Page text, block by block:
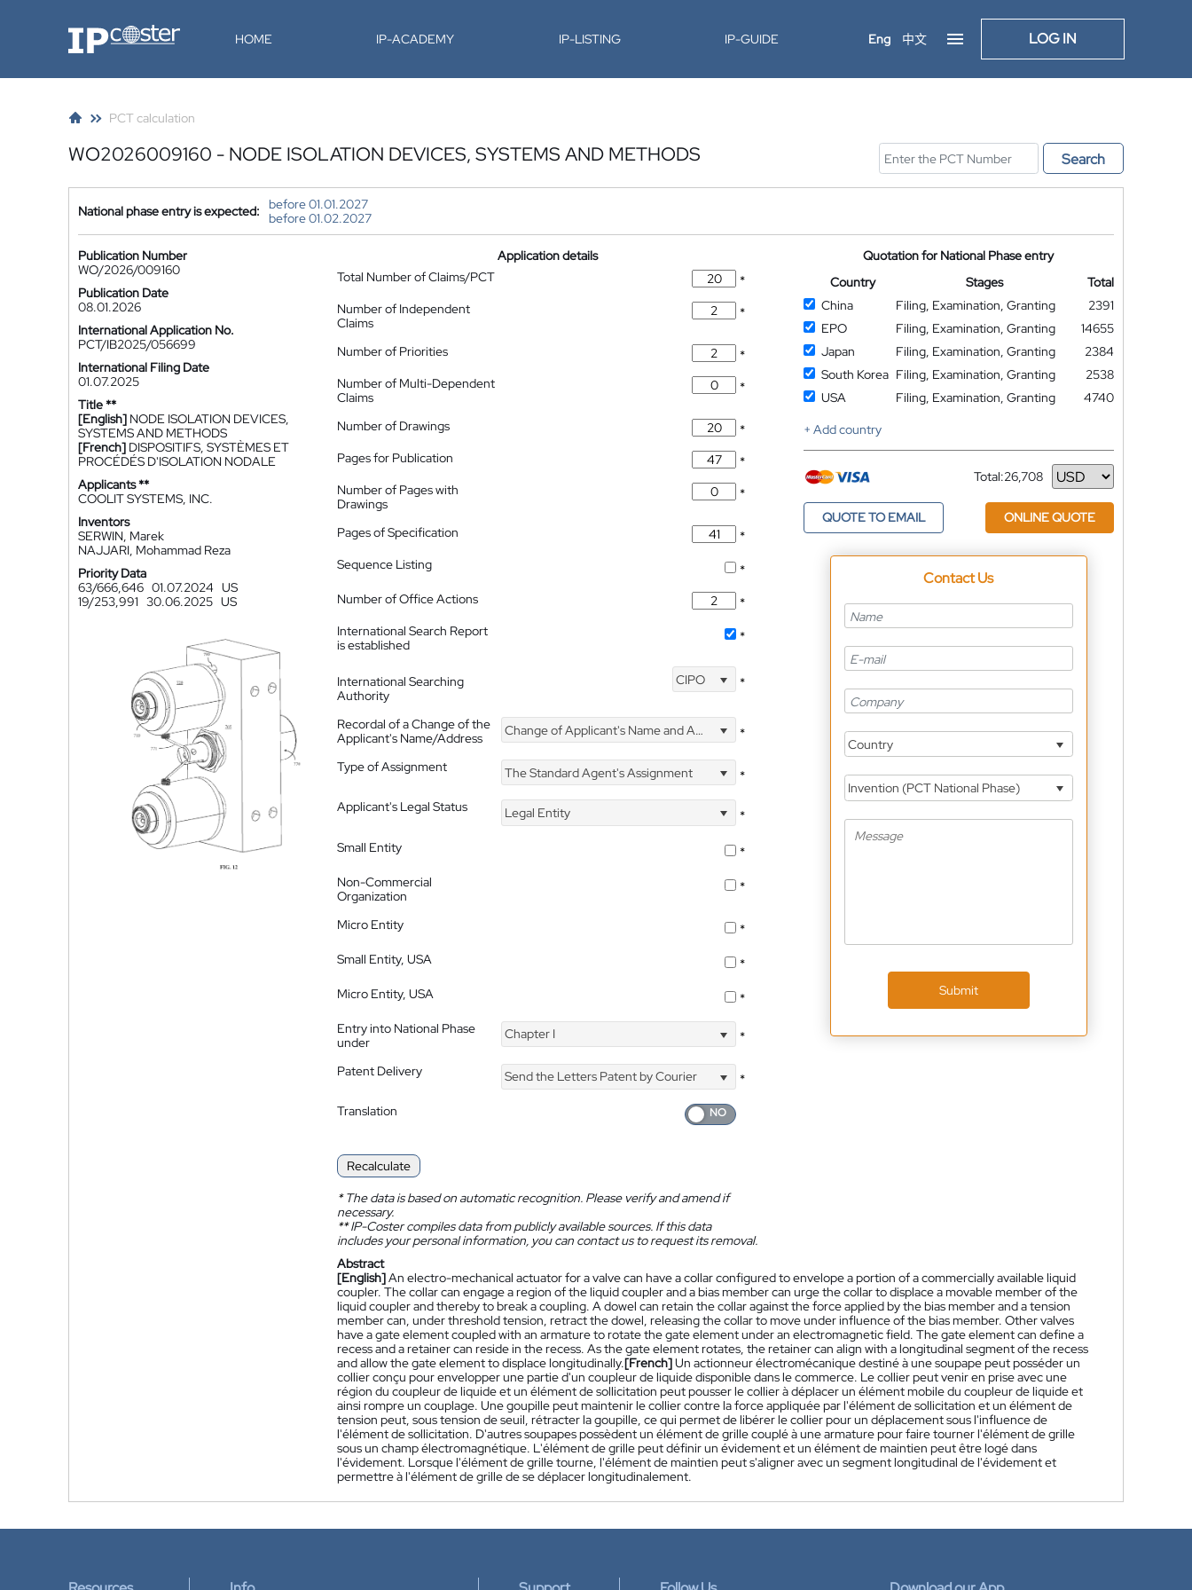
IP-Coster HOME IP-ACADEMY IP-LISTING IP-GUIDE Eng 中文 LOG IN
PCT calculation
WO2026009160 - NODE ISOLATION DEVICES, SYSTEMS AND METHODS Search
National phase entry is expected:
before 01.01.2027
before 01.02.2027
Publication Number
WO/2026/009160
Publication Date
08.01.2026
International Application No.
PCT/IB2025/056699
International Filing Date
01.07.2025
Title **
[English] NODE ISOLATION DEVICES,
SYSTEMS AND METHODS
[French] DISPOSITIFS, SYSTÈMES ET
PROCÉDÉS D'ISOLATION NODALE
Applicants **
COOLIT SYSTEMS, INC.
Inventors
SERWIN, Marek
NAJJARI, Mohammad Reza
Priority Data
63/666,646 01.07.2024 US
19/253,991 30.06.2025 US
Application details
Total Number of Claims/PCT
*
Number of Independent
Claims
*
Number of Priorities
*
Number of Multi-Dependent
Claims
*
Number of Drawings
*
Pages for Publication
*
Number of Pages with
Drawings
*
Pages of Specification
*
Sequence Listing
*
Number of Office Actions
*
International Search Report
is established
*
International Searching
Authority
CIPO *
Recordal of a Change of the
Applicant's Name/Address
Change of Applicant's Name and Address *
Type of Assignment The Standard Agent's Assignment
*
Applicant's Legal Status
Legal Entity
*
Small Entity
*
Non-Commercial
Organization
*
Micro Entity
*
Small Entity, USA
*
Micro Entity, USA
*
Entry into National Phase
under
Chapter I *
Patent Delivery Send the Letters Patent by Courier
*
Translation
Recalculate
*The data is based on automatic recognition. Please verify and amend if
necessary.
**IP-Coster compiles data from publicly available sources. If this data
includes your personal information, you can contact us to request its removal.
Quotation for National Phase entry
Country
Stages
Total
China
Filing, Examination, Granting
2391
EPO
Filing, Examination, Granting
14655
Japan
Filing, Examination, Granting
2384
South Korea Filing, Examination, Granting
2538
USA
Filing, Examination, Granting
4740
+ Add country
Total:26,708
Currency
QUOTE TO EMAIL ONLINE QUOTE
Contact Us
Country
Invention (PCT National Phase)
Submit
Abstract
[English]An electro-mechanical actuator for a valve can have a collar configured to envelope a portion of a commercially available liquid
coupler. The collar can engage a region of the liquid coupler and a bias member can urge the collar to displace a movable member of the
liquid coupler and thereby to break a coupling. A dowel can retain the collar against the force applied by the bias member and a tension
member can, under threshold tension, retract the dowel, releasing the collar to move under influence of the bias member. Other valves
have a gate element coupled with an armature to rotate the gate element under an electromagnetic field. The gate element can define a
recess and a retainer can reside in the recess. As the gate element rotates, the retainer can align with a longitudinal segment of the recess
and allow the gate element to displace longitudinally.[French]Un actionneur électromécanique destiné à une soupape peut posséder un
collier conçu pour envelopper une partie d'un coupleur de liquide disponible dans le commerce. Le collier peut venir en prise avec une
région du coupleur de liquide et un élément de sollicitation peut pousser le collier à déplacer un élément mobile du coupleur de liquide et
ainsi rompre un couplage. Une goupille peut maintenir le collier contre la force appliquée par l'élément de sollicitation et un élément de
tension peut, sous tension de seuil, rétracter la goupille, ce qui permet de libérer le collier pour un déplacement sous l'influence de
l'élément de sollicitation. D'autres soupapes possèdent un élément de grille couplé à une armature pour faire tourner l'élément de grille
sous un champ électromagnétique. L'élément de grille peut définir un évidement et un élément de maintien peut être logé dans
l'évidement. Lorsque l'élément de grille tourne, l'élément de maintien peut s'aligner avec un segment longitudinal de l'évidement et
permettre à l'élément de grille de se déplacer longitudinalement.